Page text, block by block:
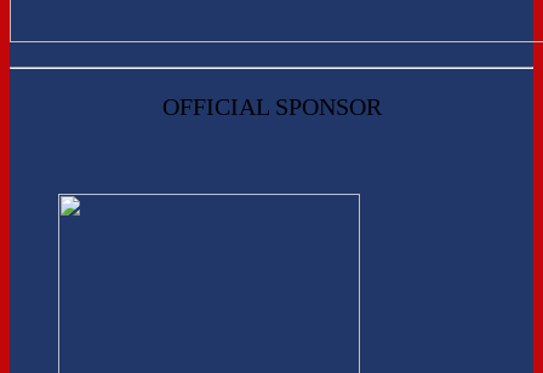
OFFICIAL SPONSOR